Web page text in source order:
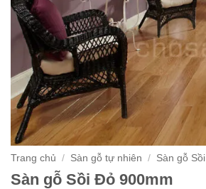
Trang chủ / Sàn gỗ tự nhiên / Sàn gỗ Sồi
Sàn gỗ Sồi Đỏ 900mm